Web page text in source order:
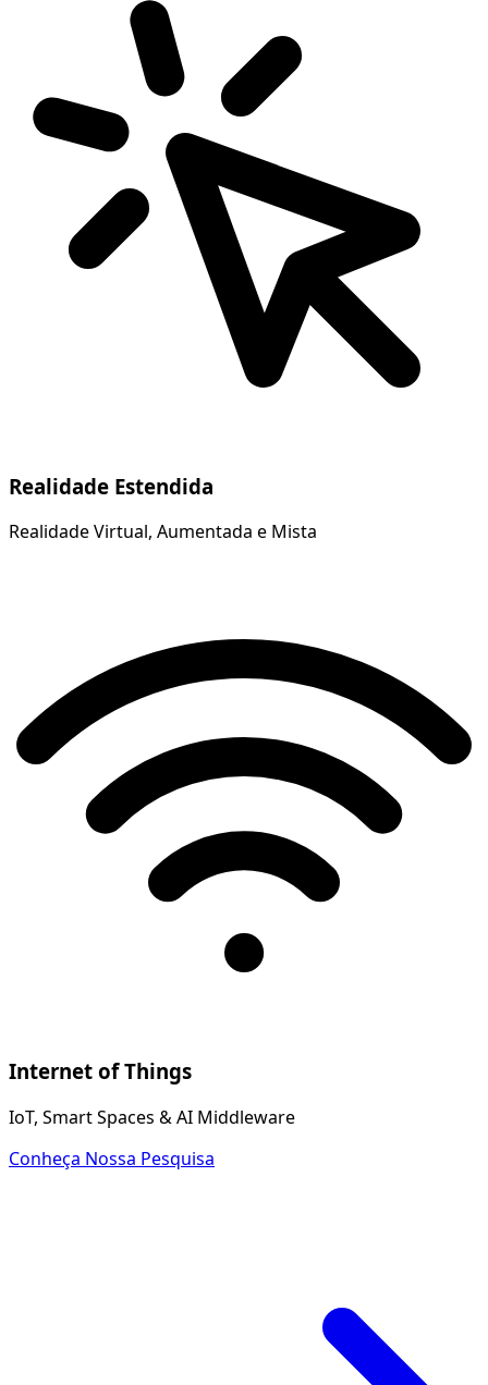
Realidade Estendida
Realidade Virtual, Aumentada e Mista
Internet of Things
IoT, Smart Spaces & AI Middleware
Conheça Nossa Pesquisa